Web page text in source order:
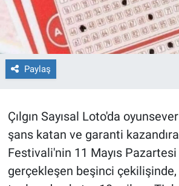
Paylaş
Çılgın Sayısal Loto'da
şans katan ve garanti
Festivali'nin 11 Mayıs
gerçekleşen beşinci
İlçeler
MAGAZİN
Bilim, Teknoloji
ÇEVRE
HABERDE İNSAN